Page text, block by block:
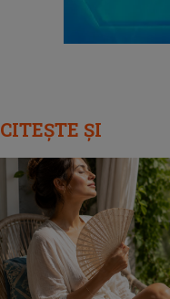
CITEȘTE ȘI